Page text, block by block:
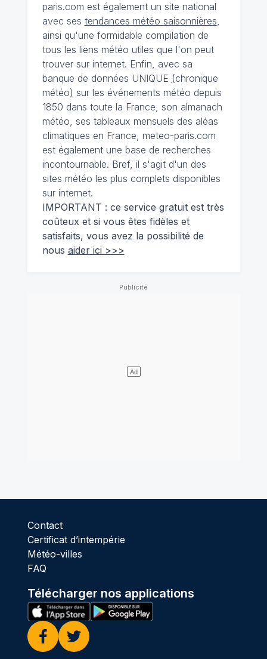
paris.com est également un site national
avec ses tendances météo saisonnières,
ainsi qu'une formidable compilation de
tous les liens météo utiles que l'on peut
trouver sur internet. Enfin, avec sa
banque de données UNIQUE (chronique
météo) sur les événements météo depuis
1850 dans toute la France, son almanach
météo, ses tableaux mensuels des aléas
climatiques en France, meteo-paris.com
est également une base de recherches
incontournable. Bref, il s'agit d'un des
sites météo les plus complets disponibles
sur internet.
IMPORTANT : ce service gratuit est très
coûteux et si vous êtes fidèles et
satisfaits, vous avez la possibilité de
nous aider ici >>>
Contact
Certificat d’intempérie
Météo-villes
FAQ
Télécharger nos applications
Facebook
Twitter